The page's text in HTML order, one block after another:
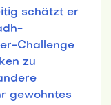
schätzt er
Challenge
zu
gewohntes